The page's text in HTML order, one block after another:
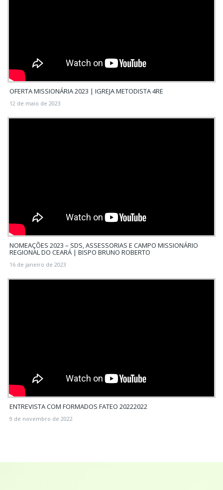
OFERTA MISSIONÁRIA 2023 | IGREJA METODISTA 4RE
12 de maio de 2023
NOMEAÇÕES 2023 – SDS, ASSESSORIAS E CAMPO MISSIONÁRIO
REGIONAL DO CEARÁ | BISPO BRUNO ROBERTO
16 de janeiro de 2023
ENTREVISTA COM FORMADOS FATEO 20222022
9 de novembro de 2022